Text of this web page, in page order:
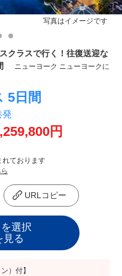
写真はイメージです
ラスで行く！往復送迎な
ニューヨーク ニューヨークに
5日間
発
円
れております
URLコピー
選択
見る
）付】